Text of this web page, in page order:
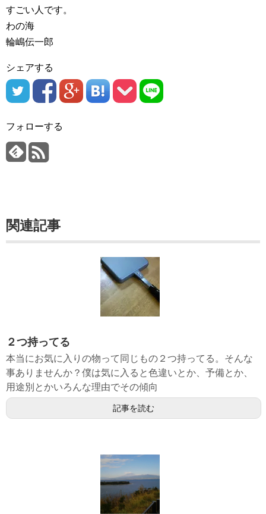
すごい人です。
わの海
輪嶋伝一郎
シェアする
フォローする
関連記事
２つ持ってる
本当にお気に入りの物って同じもの２つ持ってる。そんな
事ありませんか？僕は気に入ると色違いとか、予備とか、
用途別とかいろんな理由でその傾向
記事を読む